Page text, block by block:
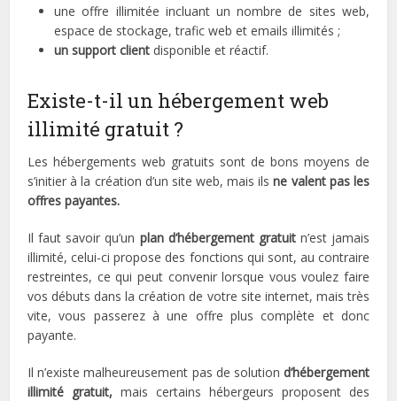
une offre illimitée incluant un nombre de sites web,
espace de stockage, trafic web et emails illimités ;
un support client disponible et réactif.
Existe-t-il un hébergement web
illimité gratuit ?
Les hébergements web gratuits sont de bons moyens de
s’initier à la création d’un site web, mais ilsne valent pas les
offres payantes.
Il faut savoir qu’un plan d’hébergement gratuit n’est jamais
illimité, celui-ci propose des fonctions qui sont, au contraire
restreintes, ce qui peut convenir lorsque vous voulez faire
vos débuts dans la création de votre site internet, mais très
vite, vous passerez à une offre plus complète et donc
payante.
Il n’existe malheureusement pas de solution d’hébergement
illimité gratuit,mais certains hébergeurs proposent des